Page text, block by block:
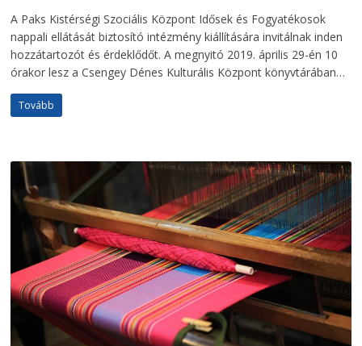
A Paks Kistérségi Szociális Központ Idősek és Fogyatékosok
nappali ellátását biztosító intézmény kiállítására invitálnak inden
hozzátartozót és érdeklődőt. A megnyitó 2019. április 29-én 10
órakor lesz a Csengey Dénes Kulturális Központ könyvtárában…
Tovább